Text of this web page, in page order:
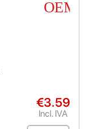
€3.59
Incl. IVA